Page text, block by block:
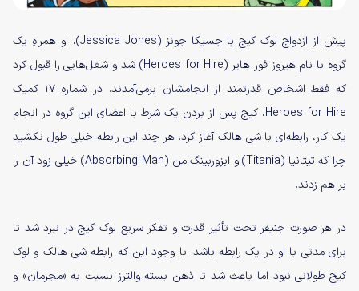
پیش از ازدواج لوک کیج با جسیکا جونز (Jessica Jones)، او همراهِ یک
گروه با نام هیروز فور هایر (Heroes for Hire) شد و شغل‌هایی را قبول کرد
که فقط اشخاص قدرتمند از انجامشان برمی‌آمدند. در شماره ۱۷ کمیک
Heroes for Hire، کیج پس از بردن یک شرط با اعضای این گروه در انجام
یک کار، رابطه‌ای با شی هالک آغاز کرد. هر چند این رابطه خیلی طول نکشید
چرا که تیتانیا (Titania) و ابزوربینگ من (Absorbing Man) خیلی زود آن را
بر هم زدند.
در هر صورت جنیفر تحت تأثیر قدرت و تفکر سریع لوک کیج در نبرد شد تا
برای مدتی با او در یک رابطه باشد. با وجود این که رابطه شی هالک و لوک
کیج طولانی نبود اما باعث شد تا ذهن بسته والترز نسبت به «مجرمان» و